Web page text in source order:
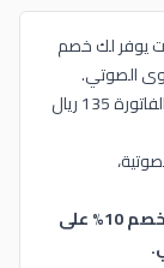
يوفر لك خصم
جربته بنفسي قبل أيام على اشتراك شهري وطلعت الفاتورة 135 ريال
انسخ كود خصم وجيز (AB13) واحصل علي خصم 10% على